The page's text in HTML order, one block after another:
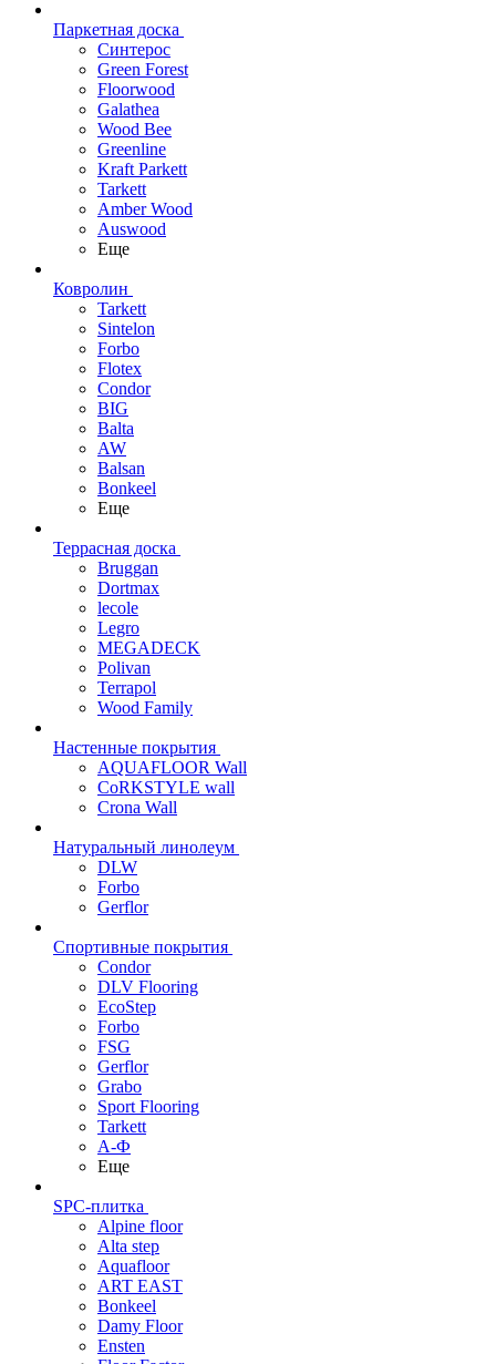
Паркетная доска
Синтерос
Green Forest
Floorwood
Galathea
Wood Bee
Greenline
Kraft Parkett
Tarkett
Amber Wood
Auswood
Еще
Ковролин
Tarkett
Sintelon
Forbo
Flotex
Condor
BIG
Balta
AW
Balsan
Bonkeel
Еще
Террасная доска
Bruggan
Dortmax
lecole
Legro
MEGADECK
Polivan
Terrapol
Wood Family
Настенные покрытия
AQUAFLOOR Wall
CoRKSTYLE wall
Crona Wall
Натуральный линолеум
DLW
Forbo
Gerflor
Спортивные покрытия
Condor
DLV Flooring
EcoStep
Forbo
FSG
Gerflor
Grabo
Sport Flooring
Tarkett
А-Ф
Еще
SPC-плитка
Alpine floor
Alta step
Aquafloor
ART EAST
Bonkeel
Damy Floor
Ensten